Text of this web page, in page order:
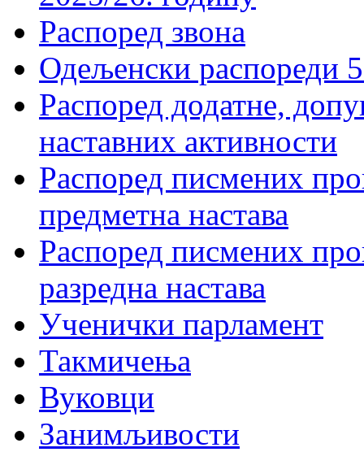
Распоред звона
Одељенски распореди
Распоред додатне,
наставних активности
Распоред писмених
предметна настава
Распоред писмених
разредна настава
Ученички парламент
Такмичења
Вуковци
Занимљивости